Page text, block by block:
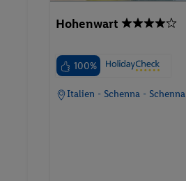
Hohenwart
100%
Italien - Schenna - Schenna